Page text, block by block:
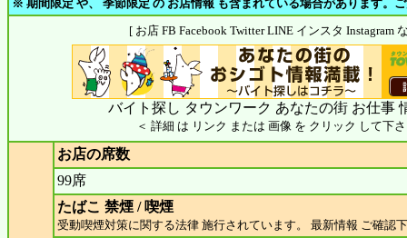
※ 期間限定 や、 季節限定 の お店情報 も含まれている場合があります。
[ お店 FB Facebook Twitter LINE インスタ Instagram
バイト探し タウンワーク あなたの街 お仕事
＜ 詳細 は リンク または 画像 を クリック して下
お店の席数
99席
たばこ 禁煙 / 喫煙
受動喫煙対策に関する法律 施行されています。 最新情報 ご確認